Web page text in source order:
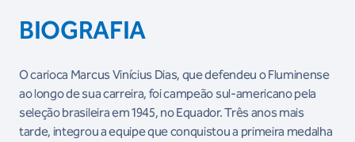
BIOGRAFIA
O carioca Marcus Vinícius Dias, que defendeu o Fluminense
ao longo de sua carreira, foi campeão sul-americano pela
seleção brasileira em 1945, no Equador. Três anos mais
tarde, integrou a equipe que conquistou a primeira medalha